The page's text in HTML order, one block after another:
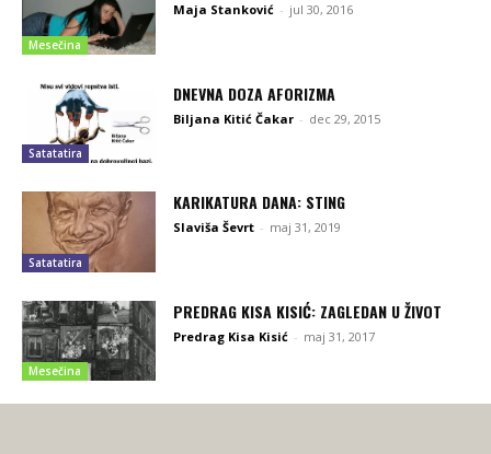
Mesečina
Maja Stanković - jul 30, 2016
Satatatira
DNEVNA DOZA AFORIZMA
Biljana Kitić Čakar - dec 29, 2015
Satatatira
KARIKATURA DANA: STING
Slaviša Ševrt - maj 31, 2019
Mesečina
PREDRAG KISA KISIĆ: ZAGLEDAN U ŽIVOT
Predrag Kisa Kisić - maj 31, 2017